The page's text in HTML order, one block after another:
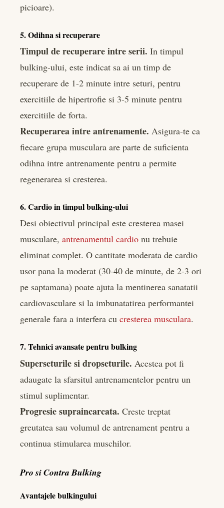
picioare).
5. Odihna si recuperare
Timpul de recuperare intre serii. In timpul
bulking-ului, este indicat sa ai un timp de
recuperare de 1-2 minute intre seturi, pentru
exercitiile de hipertrofie si 3-5 minute pentru
exercitiile de forta.
Recuperarea intre antrenamente. Asigura-te ca
fiecare grupa musculara are parte de suficienta
odihna intre antrenamente pentru a permite
regenerarea si cresterea.
6. Cardio in timpul bulking-ului
Desi obiectivul principal este cresterea masei
musculare, antrenamentul cardio nu trebuie
eliminat complet. O cantitate moderata de cardio
usor pana la moderat (30-40 de minute, de 2-3 ori
pe saptamana) poate ajuta la mentinerea sanatatii
cardiovasculare si la imbunatatirea performantei
generale fara a interfera cu cresterea musculara.
7. Tehnici avansate pentru bulking
Superseturile si dropseturile. Acestea pot fi
adaugate la sfarsitul antrenamentelor pentru un
stimul suplimentar.
Progresie supraincarcata. Creste treptat
greutatea sau volumul de antrenament pentru a
continua stimularea muschilor.
Pro si Contra Bulking
Avantajele bulkingului